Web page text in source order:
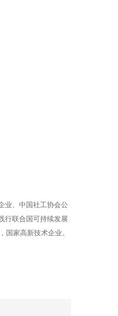
业、中国社工协会公
行联合国可持续发展
国家高新技术企业。